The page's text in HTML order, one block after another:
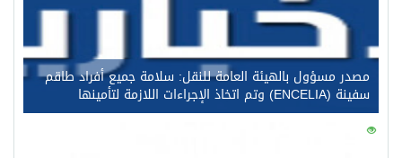
مصدر مسؤول بالهيئة العامة للنقل: سلامة جميع أفراد طاقم
سفينة (ENCELIA) وتم اتخاذ الإجراءات اللازمة لتأمينها
97